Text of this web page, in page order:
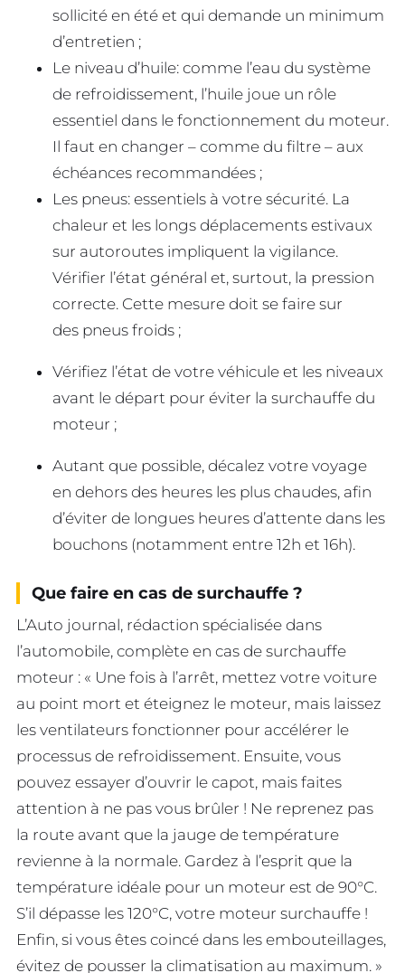
sollicité en été et qui demande un minimum
d’entretien ;
Le niveau d’huile: comme l’eau du système
de refroidissement, l’huile joue un rôle
essentiel dans le fonctionnement du moteur.
Il faut en changer – comme du filtre – aux
échéances recommandées ;
Les pneus: essentiels à votre sécurité. La
chaleur et les longs déplacements estivaux
sur autoroutes impliquent la vigilance.
Vérifier l’état général et, surtout, la pression
correcte. Cette mesure doit se faire sur
des pneus froids ;
Vérifiez l’état de votre véhicule et les niveaux
avant le départ pour éviter la surchauffe du
moteur ;
Autant que possible, décalez votre voyage
en dehors des heures les plus chaudes, afin
d’éviter de longues heures d’attente dans les
bouchons (notamment entre 12h et 16h).
Que faire en cas de surchauffe ?
L’Auto journal, rédaction spécialisée dans
l’automobile, complète en cas de surchauffe
moteur : « Une fois à l’arrêt, mettez votre voiture
au point mort et éteignez le moteur, mais laissez
les ventilateurs fonctionner pour accélérer le
processus de refroidissement. Ensuite, vous
pouvez essayer d’ouvrir le capot, mais faites
attention à ne pas vous brûler ! Ne reprenez pas
la route avant que la jauge de température
revienne à la normale. Gardez à l’esprit que la
température idéale pour un moteur est de 90°C.
S’il dépasse les 120°C, votre moteur surchauffe !
Enfin, si vous êtes coincé dans les embouteillages,
évitez de pousser la climatisation au maximum. »